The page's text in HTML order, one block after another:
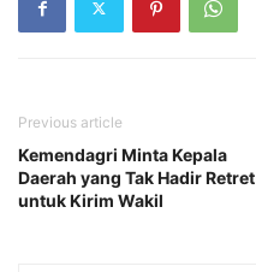
Previous article
Kemendagri Minta Kepala
Daerah yang Tak Hadir Retret
untuk Kirim Wakil